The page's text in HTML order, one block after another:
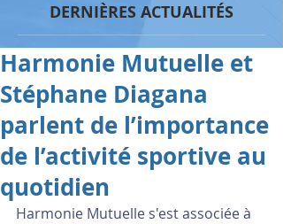
DERNIÈRES ACTUALITÉS
Harmonie Mutuelle et
Stéphane Diagana
parlent de l’importance
de l’activité sportive au
quotidien
Harmonie Mutuelle s'est associée à